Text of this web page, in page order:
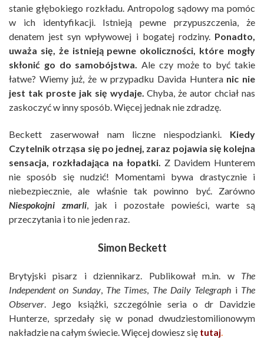
stanie głębokiego rozkładu. Antropolog sądowy ma pomóc
w ich identyfikacji. Istnieją pewne przypuszczenia, że
denatem jest syn wpływowej i bogatej rodziny. Ponadto,
uważa się, że istnieją pewne okoliczności, które mogły
skłonić go do samobójstwa.
Ale czy może to być takie
łatwe? Wiemy już, że w przypadku Davida Huntera nic nie
jest tak proste jak się wydaje. Chyba, że autor chciał nas
zaskoczyć w inny sposób. Więcej jednak nie zdradzę.
Beckett zaserwował nam liczne niespodzianki.
Kiedy
Czytelnik otrząsa się po jednej, zaraz pojawia się kolejna
sensacja, rozkładająca na łopatki. Z Davidem Hunterem
nie sposób się nudzić! Momentami bywa drastycznie i
niebezpiecznie, ale właśnie tak powinno być. Zarówno
Niespokojni zmarli, jak i pozostałe powieści, warte są
przeczytania i to nie jeden raz.
Simon Beckett
Brytyjski pisarz i dziennikarz. Publikował m.in. w The
Independent on Sunday, The Times, The Daily Telegraph i The
Observer. Jego książki, szczególnie seria o dr Davidzie
Hunterze, sprzedały się w ponad dwudziestomilionowym
nakładzie na całym świecie. Więcej dowiesz się tutaj.